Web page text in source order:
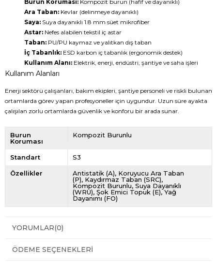
Burun Koruması: Kompozit burun (hafif ve dayanıklı)
Ara Taban: Kevlar (delinmeye dayanıklı)
Saya: Suya dayanıklı 1.8 mm süet mikrofiber
Astar: Nefes alabilen tekstil iç astar
Taban: PU/PU kaymaz ve yalıtkan dış taban
İç Tabanlık: ESD karbon iç tabanlık (ergonomik destek)
Kullanım Alanı: Elektrik, enerji, endüstri, şantiye ve saha işleri
Kullanım Alanları
Enerji sektörü çalışanları, bakım ekipleri, şantiye personeli ve riskli bulunan
ortamlarda görev yapan profesyoneller için uygundur. Uzun süre ayakta
çalışılan zorlu ortamlarda güvenlik ve konforu bir arada sunar.
Burun
Koruması
Kompozit Burunlu
Standart S3
Özellikler Antistatik (A) Koruyucu Ara Taban
(P) Kaydırmaz Taban (SRC)
Kompozit Burunlu Suya Dayanıklı
(WRU) Şok Emici Topuk (E) Yağ
Dayanımı (FO)
YORUMLAR(0)
ÖDEME SEÇENEKLERI